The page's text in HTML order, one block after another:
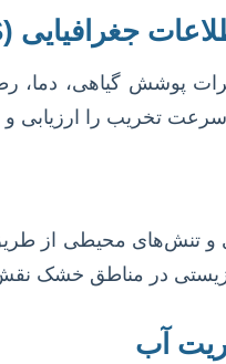
پوشش گیاهی،
تخریب را ارزیابی و
محیطی از طریق
در مناطق خشک نقش
آب